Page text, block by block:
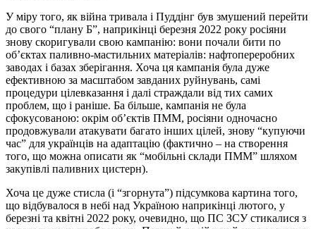
У міру того, як війна тривала і Пуддінг був змушений перейти
до свого “плану Б”, наприкінці березня 2022 року росіяни
знову скоригували свою кампанію: вони почали бити по
об’єктах паливно-мастильних матеріалів: нафтопереробних
заводах і базах зберігання. Хоча ця кампанія була дуже
ефективною за масштабом завданих руйнувань, самі
процедури цілевказання і далі страждали від тих самих
проблем, що і раніше. Ба більше, кампанія не була
сфокусованою: окрім об’єктів ПММ, росіяни одночасно
продовжували атакувати багато інших цілей, знову “купуючи
час” для українців на адаптацію (фактично – на створення
того, що можна описати як “мобільні склади ПММ” шляхом
закупівлі паливних цистерн).
Хоча це дуже стисла (і “згорнута”) підсумкова картина того,
що відбувалося в небі над Україною наприкінці лютого, у
березні та квітні 2022 року, очевидно, що ПС ЗСУ стикалися з